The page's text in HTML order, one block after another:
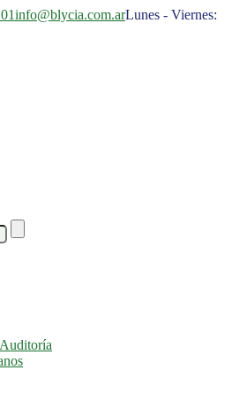
info@blycia.com.arLunes - Viernes: